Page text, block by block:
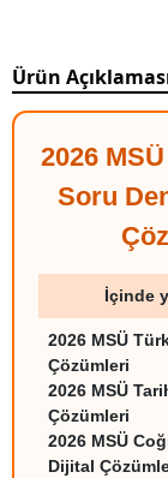
Ürün
2026 MSÜ
Soru
İçinde
2026 MSÜ
Çözümleri
2026 MSÜ
Çözümleri
2026 MSÜ
Dijital